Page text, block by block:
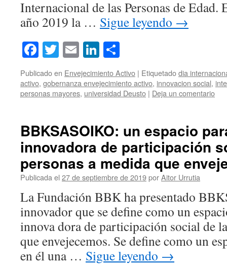
Internacional de las Personas de Edad.
año 2019 la … Sigue leyendo →
Facebook
Twitter
EmailLinkedIn
Publicado en Envejecimiento Activo | Etiquetadodia
activo, gobernanza envejecimiento activo, innovacion social,
personas mayores, universidad Deusto | Deja un comentario
BBKSASOIKO: un espacio
innovadora de participación
personas a medida que
Publicada el 27 de septiembre de 2019porAitor Urrutia
La Fundación BBK ha presentado
innovador que se define como un
innova dora de participación social de
que envejecemos. Se define como un
en él una … Sigue leyendo →